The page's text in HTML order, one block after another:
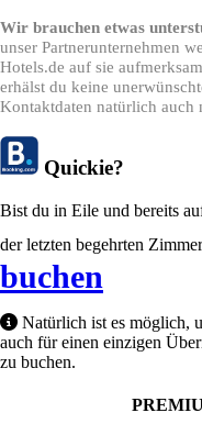
Wir brauchen etwas
unser Partnerunternehmen
Hotels.de auf sie
erhälst du keine
Kontaktdaten natürlich auch
Quickie?
Bist du in Eile und bereits
der letzten begehrten
buchen
Natürlich ist es möglich,
auch für einen einzigen
zu buchen.